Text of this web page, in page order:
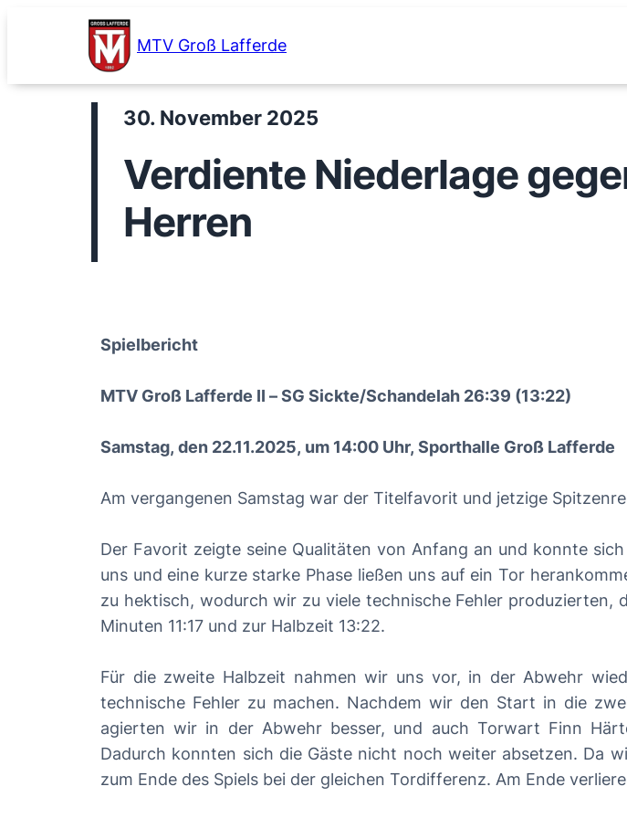
MTV Groß Lafferde
30. November 2025
Verdiente Niederlage
Herren
Spielbericht
MTV Groß Lafferde II – SG Sickte/Schandelah 26:39 (13:22)
Samstag, den 22.11.2025, um 14:00 Uhr, Sporthalle Groß Lafferde
Am vergangenen Samstag war der Titelfavorit und jetzige
Der Favorit zeigte seine Qualitäten von Anfang an und konnte
uns und eine kurze starke Phase ließen uns auf ein Tor
zu hektisch, wodurch wir zu viele technische Fehler
Minuten 11:17 und zur Halbzeit 13:22.
Für die zweite Halbzeit nahmen wir uns vor, in der Abwehr
technische Fehler zu machen. Nachdem wir den Start in die
agierten wir in der Abwehr besser, und auch Torwart Finn
Dadurch konnten sich die Gäste nicht noch weiter absetzen. Da
zum Ende des Spiels bei der gleichen Tordifferenz. Am Ende